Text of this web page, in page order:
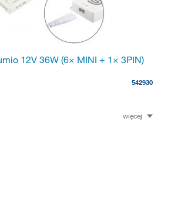
12V 36W (6× MINI + 1× 3PIN)
542930
więcej